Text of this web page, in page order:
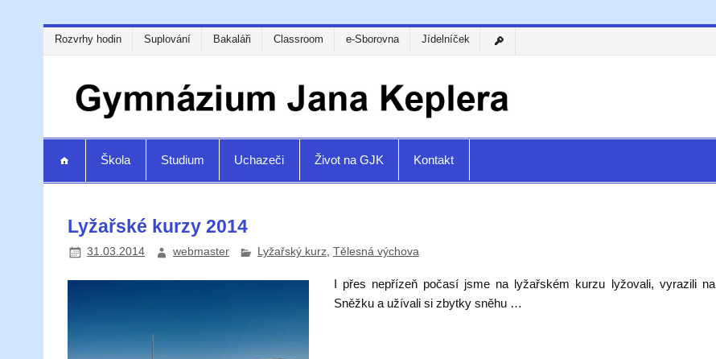
Rozvrhy hodin Suplování Bakaláři Classroom e-Sborovna Jídelníček
Škola Studium Uchazeči Život na GJK Kontakt
Lyžařské kurzy 2014
31.03.2014 webmaster Lyžařský kurz, Tělesná výchova
I přes nepřízeň počasí jsme na lyžařském kurzu lyžovali, vyrazili na
Sněžku a užívali si zbytky sněhu …